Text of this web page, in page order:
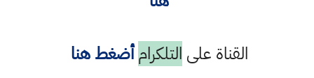
القناة على التلكرام أضغط هنا